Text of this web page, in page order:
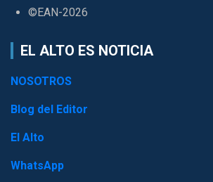
©EAN-2026
EL ALTO ES NOTICIA
NOSOTROS
Blog del Editor
El Alto
WhatsApp